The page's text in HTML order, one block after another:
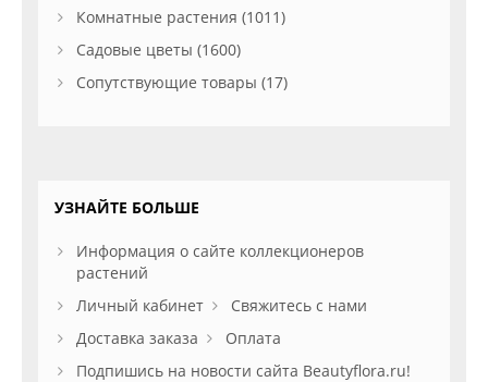
Комнатные растения (1011)
Садовые цветы (1600)
Сопутствующие товары (17)
УЗНАЙТЕ БОЛЬШЕ
Информация о сайте коллекционеров
растений
Личный кабинет
Свяжитесь с нами
Доставка заказа
Оплата
Подпишись на новости сайта Beautyflora.ru!